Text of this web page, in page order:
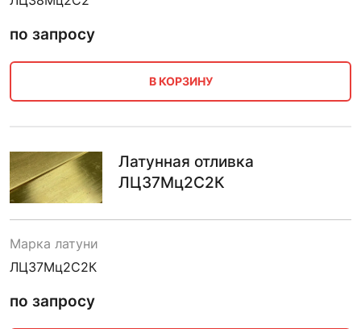
по запросу
В КОРЗИНУ
Латунная отливка
ЛЦ37Мц2С2К
Марка латуни
ЛЦ37Мц2С2К
по запросу